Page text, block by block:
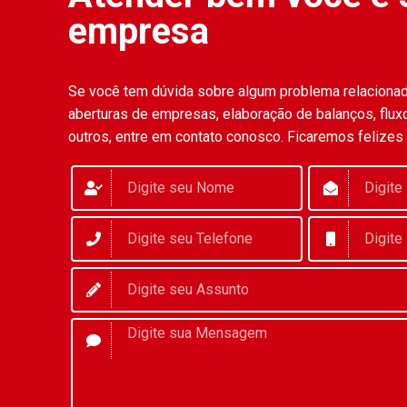
empresa
Se você tem dúvida sobre algum problema
aberturas de empresas, elaboração de balanços,
outros, entre em contato conosco. Ficaremos felizes